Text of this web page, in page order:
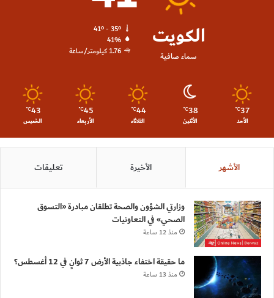
الكويت
سماء صافية
41º - 35º
41%
1.76 كيلومتر/ساعة
37
℃
الأحد
38
℃
الأثنين
44
℃
الثلاثاء
45
℃
الأربعاء
43
℃
الخميس
الأشهر الأخيرة تعليقات
وزارتي الشؤون والصحة تطلقان مبادرة «التسوق
الصحي» في التعاونيات
منذ 12 ساعة
ما حقيقة اختفاء جاذبية الأرض 7 ثوانٍ في 12 أغسطس؟
منذ 13 ساعة